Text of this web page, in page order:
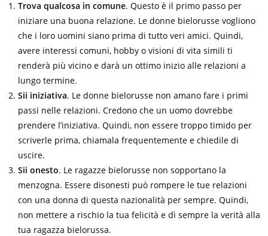
Trova qualcosa in comune. Questo è il primo passo per
iniziare una buona relazione. Le donne bielorusse vogliono
che i loro uomini siano prima di tutto veri amici. Quindi,
avere interessi comuni, hobby o visioni di vita simili ti
renderà più vicino e darà un ottimo inizio alle relazioni a
lungo termine.
Sii iniziativa. Le donne bielorusse non amano fare i primi
passi nelle relazioni. Credono che un uomo dovrebbe
prendere l’iniziativa. Quindi, non essere troppo timido per
scriverle prima, chiamala frequentemente e chiedile di
uscire.
Sii onesto. Le ragazze bielorusse non sopportano la
menzogna. Essere disonesti può rompere le tue relazioni
con una donna di questa nazionalità per sempre. Quindi,
non mettere a rischio la tua felicità e dì sempre la verità alla
tua ragazza bielorussa.